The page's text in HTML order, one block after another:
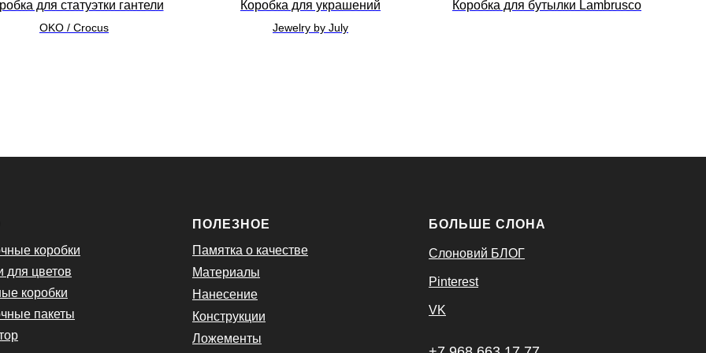
для статуэтки гантели
OKO / Crocus
Коробка для украшений
Jewelry by July
Коробка для бутылки Lambrusco
коробки
для цветов
коробки
пакеты
ПОЛЕЗНОЕ
Памятка о качестве
Материалы
Нанесение
Конструкции
Ложементы
БОЛЬШЕ СЛОНА
Слоновий БЛОГ
Pinterest
VK